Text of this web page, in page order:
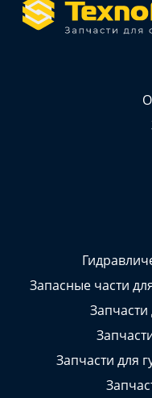
Запасные части
Запчасти для